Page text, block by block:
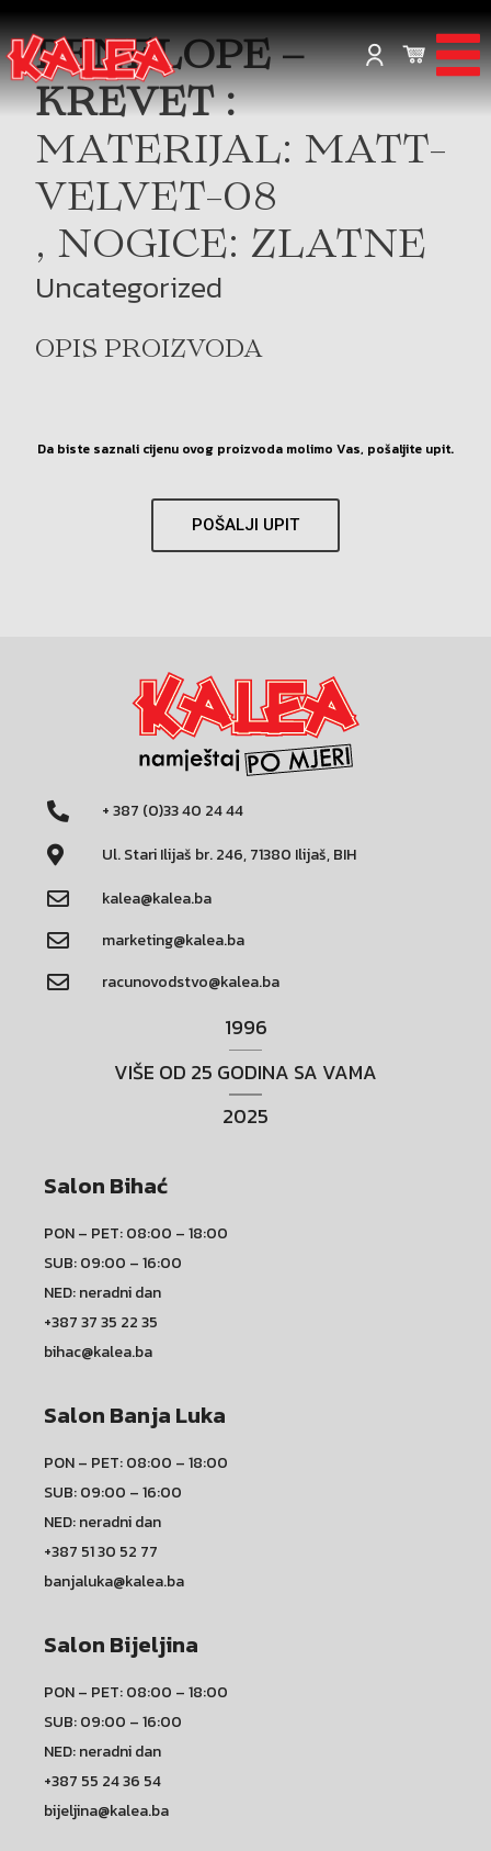
PENELOPE –
KREVET :
MATERIJAL: MATT-
VELVET-08
, NOGICE: ZLATNE
Uncategorized
OPIS PROIZVODA
Da biste saznali cijenu ovog proizvoda molimo Vas, pošaljite upit.
POŠALJI UPIT
+ 387 (0)33 40 24 44
Ul. Stari Ilijaš br. 246, 71380 Ilijaš, BIH
kalea@kalea.ba
marketing@kalea.ba
racunovodstvo@kalea.ba
1996
VIŠE OD 25 GODINA SA VAMA
2025
Salon Bihać
PON – PET: 08:00 – 18:00
SUB: 09:00 – 16:00
NED: neradni dan
+387 37 35 22 35
bihac@kalea.ba
Salon Banja Luka
PON – PET: 08:00 – 18:00
SUB: 09:00 – 16:00
NED: neradni dan
+387 51 30 52 77
banjaluka@kalea.ba
Salon Bijeljina
PON – PET: 08:00 – 18:00
SUB: 09:00 – 16:00
NED: neradni dan
+387 55 24 36 54
bijeljina@kalea.ba